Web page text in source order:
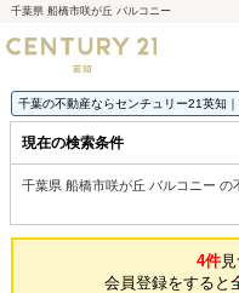
千葉県 船橋市咲が丘 バルコニー
千葉の不動産ならセンチュリー21英知
現在の検索条件
千葉県 船橋市咲が丘 バルコニー の
4件見
会員登録をすると